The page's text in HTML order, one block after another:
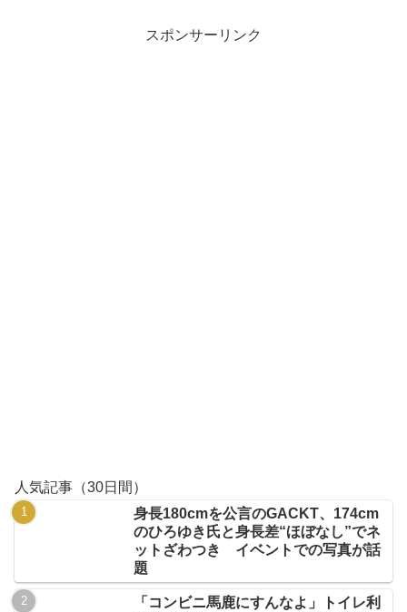
スポンサーリンク
人気記事（30日間）
身長180cmを公言のGACKT、174cm
のひろゆき氏と身長差“ほぼなし”でネ
ットざわつき イベントでの写真が話
題
「コンビニ馬鹿にすんなよ」トイレ利